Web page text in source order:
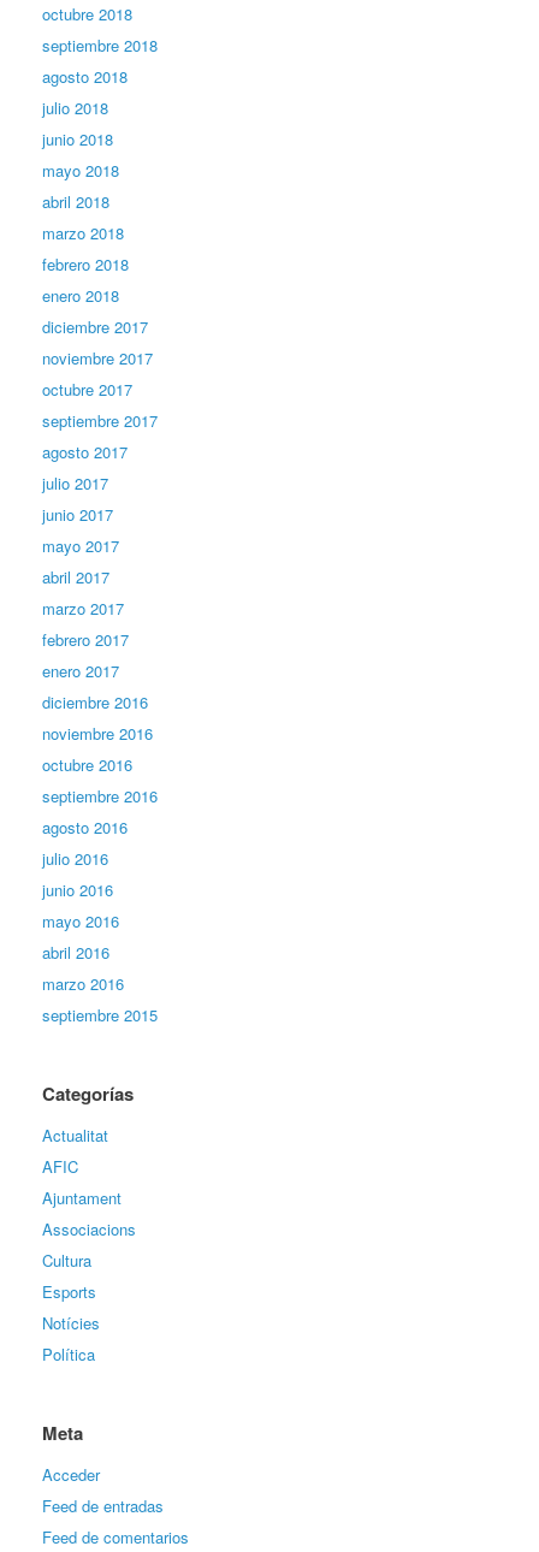
octubre 2018
septiembre 2018
agosto 2018
julio 2018
junio 2018
mayo 2018
abril 2018
marzo 2018
febrero 2018
enero 2018
diciembre 2017
noviembre 2017
octubre 2017
septiembre 2017
agosto 2017
julio 2017
junio 2017
mayo 2017
abril 2017
marzo 2017
febrero 2017
enero 2017
diciembre 2016
noviembre 2016
octubre 2016
septiembre 2016
agosto 2016
julio 2016
junio 2016
mayo 2016
abril 2016
marzo 2016
septiembre 2015
Categorías
Actualitat
AFIC
Ajuntament
Associacions
Cultura
Esports
Notícies
Política
Meta
Acceder
Feed de entradas
Feed de comentarios